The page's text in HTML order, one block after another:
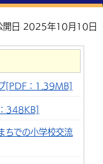
中国語（簡体字）
韓国語（한국어）
金
防
ンフラ
用
策
食べる
紹介
開日 2025年10月10日
[PDF：1.39MB]
348KB]
ちでの小学校交流